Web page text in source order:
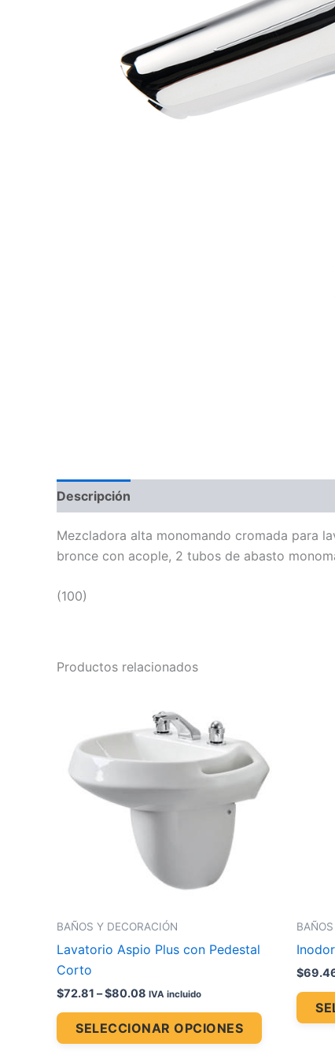
Descripción
Mezcladora alta monomando cromada para
bronce con acople, 2 tubos de abasto
(100)
Productos relacionados
BAÑOS Y DECORACIÓN
Lavatorio Aspio Plus con Pedestal
Corto
$72.81 –$80.08
$72.81
through
IVA incluido
SELECCIONAR OPCIONES
múltiples
variantes.
página
producto
$